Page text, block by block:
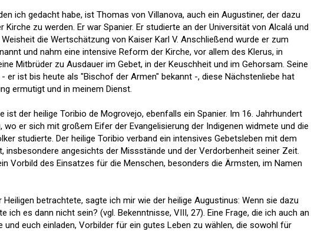
ich gedacht habe, ist Thomas von Villanova, auch ein Augustiner, der dazu
Kirche zu werden. Er war Spanier. Er studierte an der Universität von Alcalá und
die Wertschätzung von Kaiser Karl V. Anschließend wurde er zum
und nahm eine intensive Reform der Kirche, vor allem des Klerus, in
Mitbrüder zu Ausdauer im Gebet, in der Keuschheit und im Gehorsam. Seine
er ist bis heute als "Bischof der Armen" bekannt -, diese Nächstenliebe hat
ermutigt und in meinem Dienst.
ist der heilige Toribio de Mogrovejo, ebenfalls ein Spanier. Im 16. Jahrhundert
wo er sich mit großem Eifer der Evangelisierung der Indigenen widmete und die
studierte. Der heilige Toribio verband ein intensives Gebetsleben mit dem
insbesondere angesichts der Missstände und der Verdorbenheit seiner Zeit.
Vorbild des Einsatzes für die Menschen, besonders die Ärmsten, im Namen
betrachtete, sagte ich mir wie der heilige Augustinus: Wenn sie dazu
ich es dann nicht sein? (vgl. Bekenntnisse, VIII, 27). Eine Frage, die ich auch an
und euch einladen, Vorbilder für ein gutes Leben zu wählen, die sowohl für